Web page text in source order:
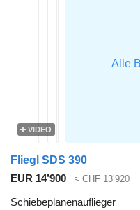
VIDEO
Fliegl SDS 390
EUR 14’900
≈ CHF 13’920
Schiebeplanenauflieger